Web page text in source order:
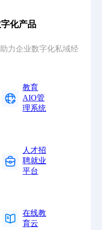
化产品
力企业数字化私域经
教育
AIO管
理系统
人才招
聘就业
平台
在线教
育云